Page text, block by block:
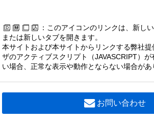
：このアイコンのリンクは、新し
または新しいタブを開きます。
本サイトおよび本サイトからリンクする弊社
ザのアクティブスクリプト（JAVASCRIPT）
い場合、正常な表示や動作とならない場合があ
お問い合わせ